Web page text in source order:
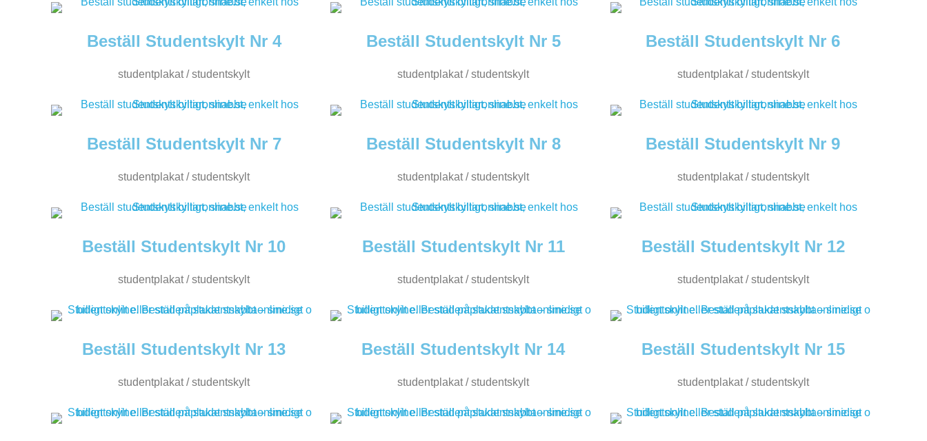
Beställ Studentskylt Nr 4
studentplakat / studentskylt
Beställ Studentskylt Nr 5
studentplakat / studentskylt
Beställ Studentskylt Nr 6
studentplakat / studentskylt
Beställ Studentskylt Nr 7
studentplakat / studentskylt
Beställ Studentskylt Nr 8
studentplakat / studentskylt
Beställ Studentskylt Nr 9
studentplakat / studentskylt
Beställ Studentskylt Nr 10
studentplakat / studentskylt
Beställ Studentskylt Nr 11
studentplakat / studentskylt
Beställ Studentskylt Nr 12
studentplakat / studentskylt
Beställ Studentskylt Nr 13
studentplakat / studentskylt
Beställ Studentskylt Nr 14
studentplakat / studentskylt
Beställ Studentskylt Nr 15
studentplakat / studentskylt